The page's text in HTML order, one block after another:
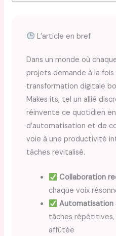
L’article en bref
Dans un monde où
projets demande à la
transformation digitale
Makes its, tel un allié
réinvente ce quotidien
d’automatisation et de
voie à une productivité
tâches revitalisé.
Collaboration
chaque voix
Automatisation
tâches
affûtée